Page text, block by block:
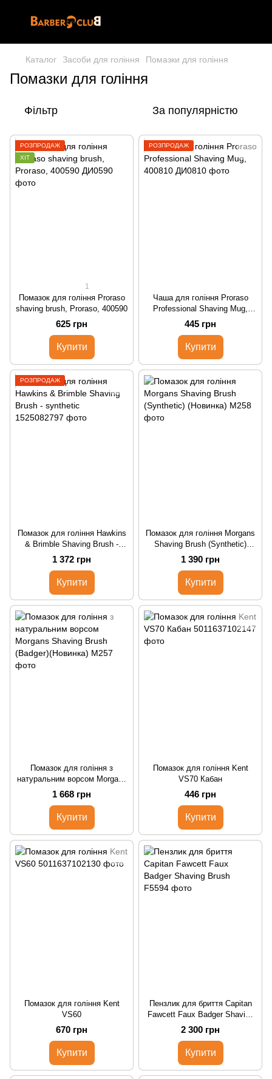
Каталог Засоби для гоління Помазки для гоління
Помазки для гоління
Фільтр За популярністю
РОЗПРОДАЖ
ХІТ
1
Помазок для гоління Proraso
shaving brush, Proraso, 400590
625 грн
Купити
РОЗПРОДАЖ
Чаша для гоління Proraso
Professional Shaving Mug,
400810
445 грн
Купити
РОЗПРОДАЖ
Помазок для гоління Hawkins
& Brimble Shaving Brush -
synthetic
1 372 грн
Купити
Помазок для гоління Morgans
Shaving Brush (Synthetic)
(Новинка)
1 390 грн
Купити
Помазок для гоління з
натуральним ворсом Morgans
Shaving Brush (Badger)
(Новинка)
1 668 грн
Купити
Помазок для гоління Kent
VS70 Кабан
446 грн
Купити
Помазок для гоління Kent
VS60
670 грн
Купити
Пензлик для бриття Capitan
Fawcett Faux Badger Shaving
Brush
2 300 грн
Купити